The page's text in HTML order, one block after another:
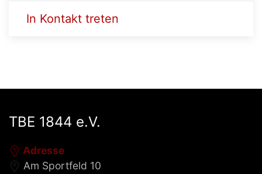
In Kontakt treten
TBE 1844 e.V.
Adresse
Am Sportfeld 10